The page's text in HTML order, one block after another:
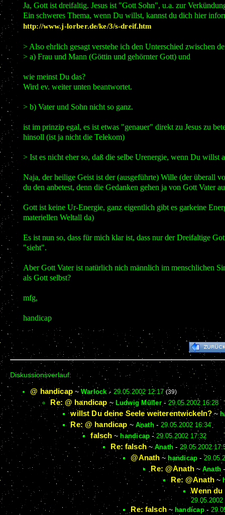
Ja, Gott ist dreifaltig. Jesus ist "Gott Sohn", u.a. zur
Ein schweres Thema, wenn Du willst, kannst du dich hier
http://www.j-lorber.de/ke/3/s-dreif.htm
> Also ehrlich gesagt verstehe ich den Unterschied zwischen
> a) Frau und Mann (Göttin und gehörnter Gott) und
wie meinst Du das?
Wird ev. weiter unten beantwortet.
> b) Vater und Sohn nicht so ganz.
ist im prinzip egal, es ist etwas "genauer" direkt zu Jesus zu
hinsoll (ist ja nicht die Telekom)
> Ist es nicht eher so, daß die selbe Urenergie, wenn Du
Naja, der heilige Geist ist der (ausgeführte) Wille (der überall
du den anbetest, denn die Gedanken gehen ja von Gott Vater
Gott ist keine Ur-Energie, ganz eigentlich gibt es garkeine
materiellen Weltall da)
Es ist nun so, dass für mich klar ist, dass nur der Dreifaltige
"sieht".
Aber Gott Vater ist natürlich nich männlich im menschlichen
als Gott selbst?
mfg,
handicap
Diskussionsverlauf:
@ handicap~ Warlock - 29.05.2002 12:17 (39)
Re: @ handicap ~ Ludwig Müller- 29.05.2002 16:28
willst Du deine Seele weiterentwickeln? ~
Re: @ handicap ~ Anath- 29.05.2002 16:34
falsch ~ handicap - 29.05.2002 17:32
Re: falsch~Anath - 29.05.2002
@Anath ~ handicap -
Re: @Anath~ Anath
Re: @Anath~
Wenn du
29.05.2002
Re: falsch~ handicap-